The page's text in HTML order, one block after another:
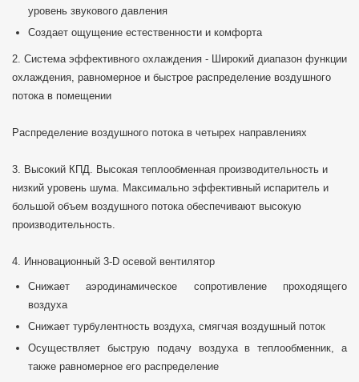
уровень звукового давления
Создает ощущение естественности и комфорта
2. Система эффективного охлаждения - Широкий диапазон функции
охлаждения, равномерное и быстрое распределение воздушного
потока в помещении
Распределение воздушного потока в четырех направлениях
3. Высокий КПД. Высокая теплообменная производительность и
низкий уровень шума. Максимально эффективный испаритель и
большой объем воздушного потока обеспечивают высокую
производительность.
4. Инновационный 3-D осевой вентилятор
Снижает аэродинамическое сопротивление проходящего
воздуха
Снижает турбулентность воздуха, смягчая воздушный поток
Осуществляет быструю подачу воздуха в теплообменник, а
также равномерное его распределение